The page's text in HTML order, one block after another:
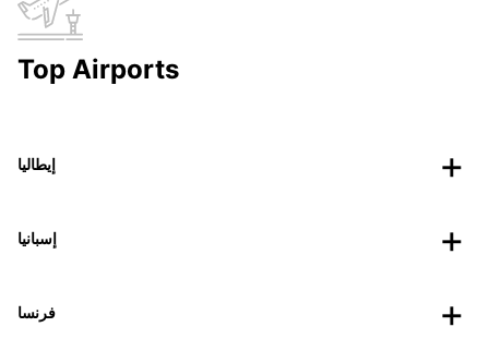
Top Airports
إيطاليا
إسبانيا
فرنسا